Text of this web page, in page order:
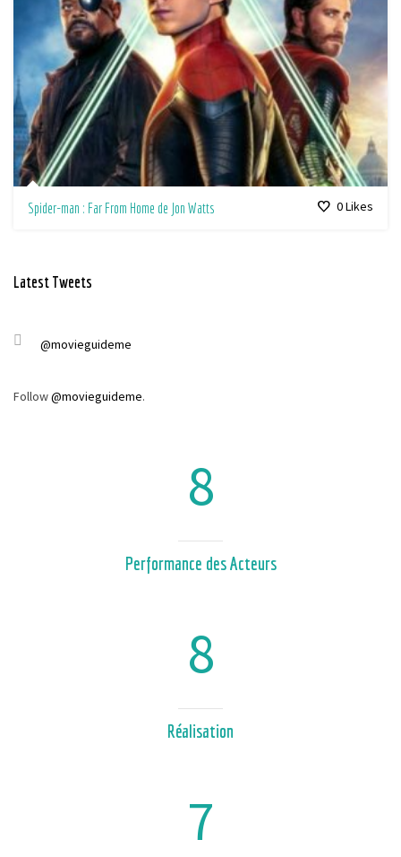
Spider-man : Far From Home de Jon Watts 0Likes
Latest Tweets
@movieguideme
Follow@movieguideme.
8
Performance des Acteurs
8
Réalisation
7